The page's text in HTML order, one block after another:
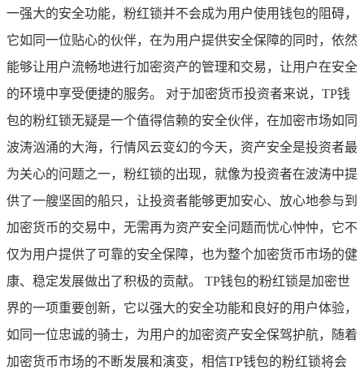
一强大的安全功能，粉红锁并不会成为用户使用钱包的阻碍，
它如同一位贴心的伙伴，在为用户提供安全保障的同时，依然
能够让用户流畅地进行加密资产的管理和交易，让用户在安全
的环境中享受便捷的服务。 对于加密货币投资者来说，TP钱
包的粉红锁无疑是一个值得信赖的安全伙伴，在加密市场如同
波涛汹涌的大海，行情风云变幻的今天，资产安全是投资者最
为关心的问题之一，粉红锁的出现，就像为投资者在波涛中提
供了一艘坚固的船只，让投资者能够更加安心、放心地参与到
加密货币的交易中，无需再为资产安全问题而忧心忡忡，它不
仅为用户提供了可靠的安全保障，也为整个加密货币市场的健
康、稳定发展做出了积极的贡献。 TP钱包的粉红锁是加密世
界的一项重要创新，它以强大的安全功能和良好的用户体验，
如同一位忠诚的骑士，为用户的加密资产安全保驾护航，随着
加密货币市场的不断发展和演变，相信TP钱包的粉红锁将会